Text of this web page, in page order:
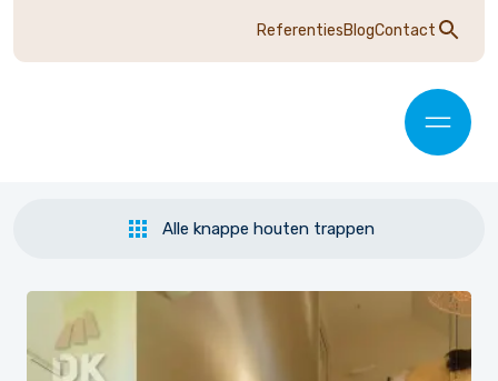
ReferentiesBlogContact
Alle knappe houten trappen